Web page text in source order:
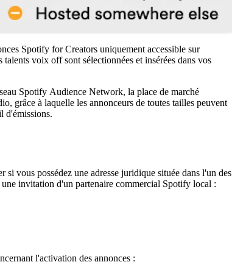
Spotify for Creators uniquement accessible sur
voix off sont sélectionnées et insérées dans vos
Spotify Audience Network, la place de marché
grâce à laquelle les annonceurs de toutes tailles peuvent
d'émissions.
si vous possédez une adresse juridique située dans l'un des
invitation d'un partenaire commercial Spotify local :
l'activation des annonces :